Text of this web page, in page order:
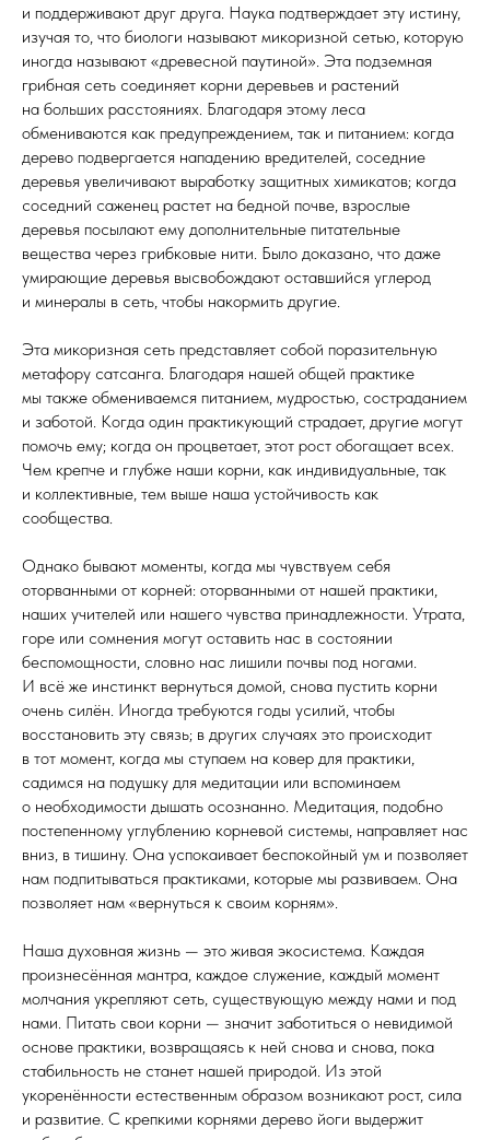
и поддерживают друг друга. Наука подтверждает эту истину,
изучая то, что биологи называют микоризной сетью, которую
иногда называют «древесной паутиной». Эта подземная
грибная сеть соединяет корни деревьев и растений
на больших расстояниях. Благодаря этому леса
обмениваются как предупреждением, так и питанием: когда
дерево подвергается нападению вредителей, соседние
деревья увеличивают выработку защитных химикатов; когда
соседний саженец растет на бедной почве, взрослые
деревья посылают ему дополнительные питательные
вещества через грибковые нити. Было доказано, что даже
умирающие деревья высвобождают оставшийся углерод
и минералы в сеть, чтобы накормить другие.
Эта микоризная сеть представляет собой поразительную
метафору сатсанга. Благодаря нашей общей практике
мы также обмениваемся питанием, мудростью, состраданием
и заботой. Когда один практикующий страдает, другие могут
помочь ему; когда он процветает, этот рост обогащает всех.
Чем крепче и глубже наши корни, как индивидуальные, так
и коллективные, тем выше наша устойчивость как
сообщества.
Однако бывают моменты, когда мы чувствуем себя
оторванными от корней: оторванными от нашей практики,
наших учителей или нашего чувства принадлежности. Утрата,
горе или сомнения могут оставить нас в состоянии
беспомощности, словно нас лишили почвы под ногами.
И всё же инстинкт вернуться домой, снова пустить корни
очень силён. Иногда требуются годы усилий, чтобы
восстановить эту связь; в других случаях это происходит
в тот момент, когда мы ступаем на ковер для практики,
садимся на подушку для медитации или вспоминаем
о необходимости дышать осознанно. Медитация, подобно
постепенному углублению корневой системы, направляет нас
вниз, в тишину. Она успокаивает беспокойный ум и позволяет
нам подпитываться практиками, которые мы развиваем. Она
позволяет нам «вернуться к своим корням».
Наша духовная жизнь — это живая экосистема. Каждая
произнесённая мантра, каждое служение, каждый момент
молчания укрепляют сеть, существующую между нами и под
нами. Питать свои корни — значит заботиться о невидимой
основе практики, возвращаясь к ней снова и снова, пока
стабильность не станет нашей природой. Из этой
укоренённости естественным образом возникают рост, сила
и развитие. С крепкими корнями дерево йоги выдержит